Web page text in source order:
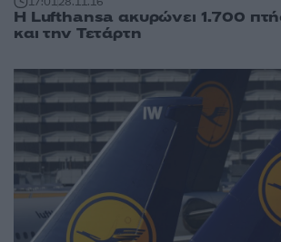
Η Lufthansa ακυρώνει 1.700
και την Τετάρτη